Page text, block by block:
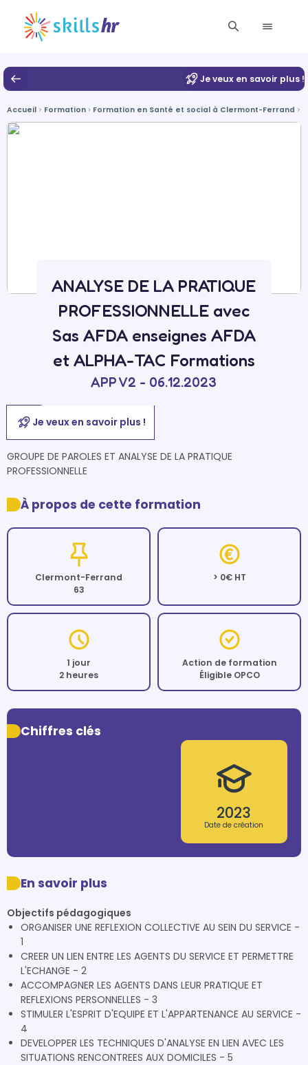
Je veux en savoir plus !
Accueil Formation Formation en Santé et social à Clermont-Ferrand
ANALYSE DE LA PRATIQUE
PROFESSIONNELLE avec
Sas AFDA enseignes AFDA
et ALPHA-TAC Formations
APP V2 - 06.12.2023
Je veux en savoir plus !
GROUPE DE PAROLES ET ANALYSE DE LA PRATIQUE
PROFESSIONNELLE
À propos de cette formation
Clermont-Ferrand
63
> 0€ HT
1 jour
2 heures
Action de formation
Éligible OPCO
Chiffres clés
2023
Date de création
En savoir plus
Objectifs pédagogiques
ORGANISER UNE REFLEXION COLLECTIVE AU SEIN DU SERVICE -
1
CREER UN LIEN ENTRE LES AGENTS DU SERVICE ET PERMETTRE
L'ECHANGE - 2
ACCOMPAGNER LES AGENTS DANS LEUR PRATIQUE ET
REFLEXIONS PERSONNELLES - 3
STIMULER L'ESPRIT D'EQUIPE ET L'APPARTENANCE AU SERVICE -
4
DEVELOPPER LES TECHNIQUES D'ANALYSE EN LIEN AVEC LES
SITUATIONS RENCONTREES AUX DOMICILES - 5